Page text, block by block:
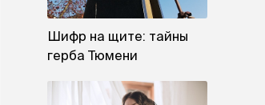
Шифр на щите: тайны
герба Тюмени